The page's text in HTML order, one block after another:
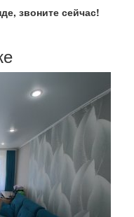
звоните сейчас!